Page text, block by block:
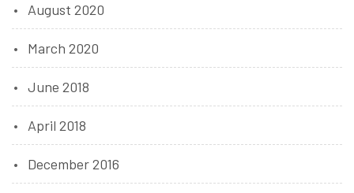
August 2020
March 2020
June 2018
April 2018
December 2016